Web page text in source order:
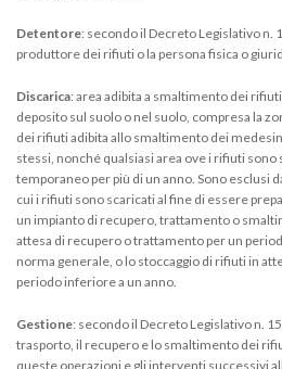
Detentore: secondo il Decreto Legislativo n.
produttore dei rifiuti o la persona fisica o
Discarica: area adibita a smaltimento dei
deposito sul suolo o nel suolo, compresa la
dei rifiuti adibita allo smaltimento dei
stessi, nonché qualsiasi area ove i rifiuti
temporaneo per più di un anno. Sono esclusi
cui i rifiuti sono scaricati al fine di essere
un impianto di recupero, trattamento o
attesa di recupero o trattamento per un
norma generale, o lo stoccaggio di rifiuti in
periodo inferiore a un anno.
Gestione: secondo il Decreto Legislativo n.
trasporto, il recupero e lo smaltimento dei
queste operazioni e gli interventi successivi